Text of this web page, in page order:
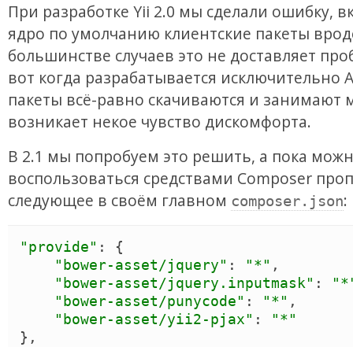
При разработке Yii 2.0 мы сделали ошибку,
ядро по умолчанию клиентские пакеты
большинстве случаев это не доставляет
вот когда разрабатывается исключительно
пакеты всё-равно скачиваются и занимают
возникает некое чувство дискомфорта.
В 2.1 мы попробуем это решить, а пока
воспользоваться средствами Composer
следующее в своём главном composer.json:
"provide" : {
" bower-asset/jquery" : "*" ,
" bower-asset/jquery.inputmask" : "*
" bower-asset/punycode" : "*" ,
" bower-asset/yii2-pjax" : "*"
} ,